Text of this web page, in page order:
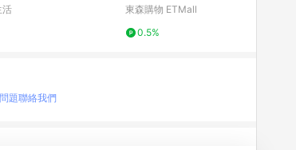
活
東森購物 ETMall
0.5%
題聯絡我們